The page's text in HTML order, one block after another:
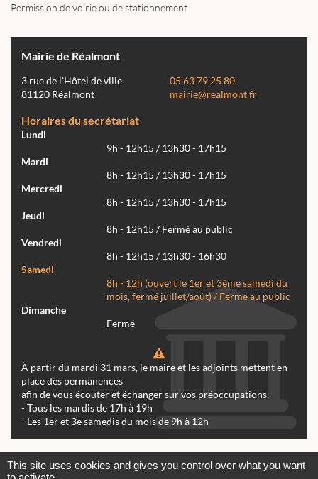
Permission de voirie ou de stationnement
Mairie de Réalmont
3 rue de l'Hôtel de ville
81120 Réalmont
05 63 79 25 80
mairie@realmont.fr
Horaires du secrétariat
Lundi
9h - 12h15 / 13h30 - 17h15
Mardi
8h - 12h15 / 13h30 - 17h15
Mercredi
8h - 12h15 / 13h30 - 17h15
Jeudi
8h - 12h15 / Fermé au public
Vendredi
8h - 12h15 / 13h30 - 16h30
Samedi
8h - 12h (ouvert le 1er et 3ème samedi du
mois, fermé juillet/août) / Fermé au public
Dimanche
Fermé
À partir du mardi 31 mars, le maire et les adjoints mettent en
place des permanences
afin de vous écouter et échanger sur vos préoccupations.
- Tous les mardis de 17h à 19h
- Les 1er et 3e samedis du mois de 9h à 12h
This site uses cookies and gives you control over what you want